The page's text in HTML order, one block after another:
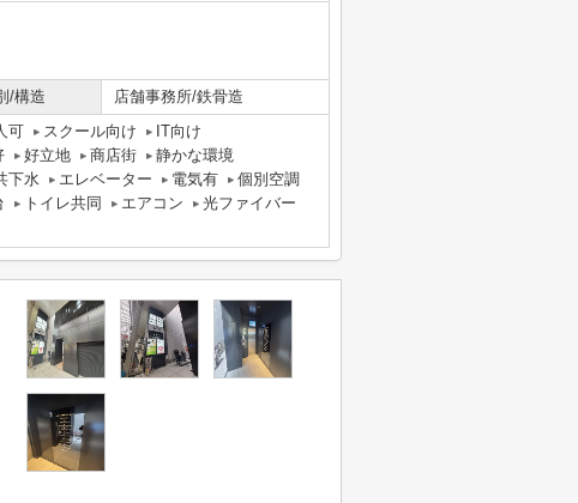
/構造 店舗事務所/鉄骨造
可 スクール向け
IT向け
好立地 商店街
静かな環境
下水 エレベーター 電気有
個別空調
トイレ共同 エアコン
光ファイバー